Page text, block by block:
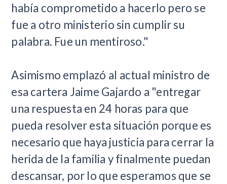
había comprometido a hacerlo pero se
fue a otro ministerio sin cumplir su
palabra. Fue un mentiroso."
Asimismo emplazó al actual ministro de
esa cartera Jaime Gajardo a "entregar
una respuesta en 24 horas para que
pueda resolver esta situación porque es
necesario que haya justicia para cerrar la
herida de la familia y finalmente puedan
descansar, por lo que esperamos que se